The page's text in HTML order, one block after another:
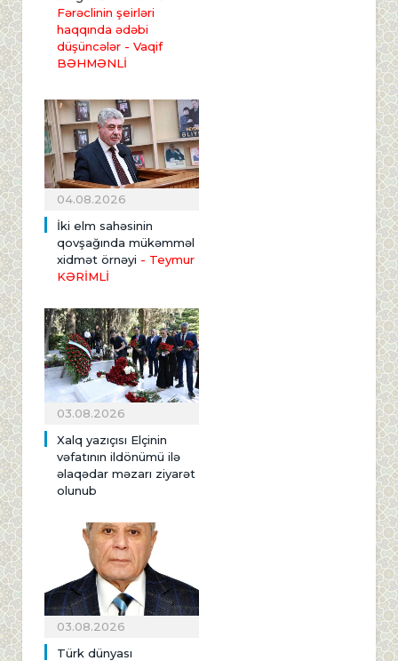
Fərəclinin şeirləri
haqqında ədəbi
düşüncələr - Vaqif
BƏHMƏNLİ
04.08.2026
İki elm sahəsinin
qovşağında mükəmməl
xidmət örnəyi - Teymur
KƏRİMLİ
03.08.2026
Xalq yazıçısı Elçinin
vəfatının ildönümü ilə
əlaqədar məzarı ziyarət
olunub
03.08.2026
Türk dünyası